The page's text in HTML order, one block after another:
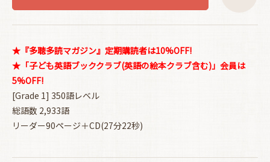
★『多聴多読マガジン』定期購読者は10%OFF!
★「子ども英語ブッククラブ(英語の絵本クラブ含む)」会員は
5%OFF!
[Grade 1] 350語レベル
総語数 2,933語
リーダー90ページ＋CD(27分22秒)